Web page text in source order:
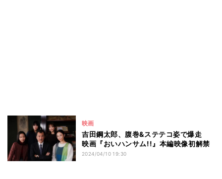
映画
吉田鋼太郎、腹巻&ステテコ姿で爆走
映画『おいハンサム!!』本編映像初解禁
2024/04/10 19:30